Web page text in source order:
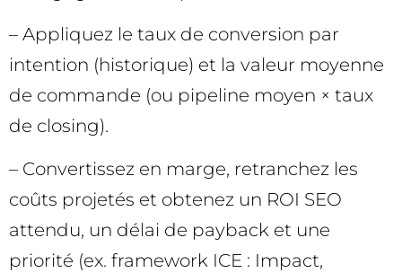
– Appliquez le taux de conversion par
intention (historique) et la valeur moyenne
de commande (ou pipeline moyen × taux
de closing).
– Convertissez en marge, retranchez les
coûts projetés et obtenez un ROI SEO
attendu, un délai de payback et une
priorité (ex. framework ICE : Impact,